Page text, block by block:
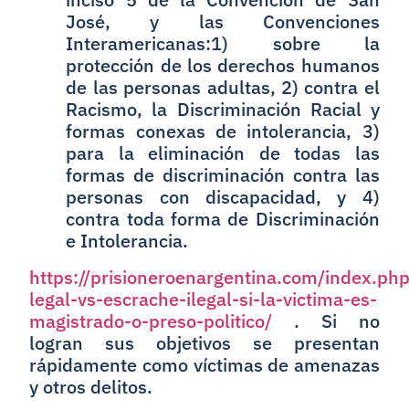
José, y las Convenciones
Interamericanas:1) sobre la
protección de los derechos humanos
de las personas adultas, 2) contra el
Racismo, la Discriminación Racial y
formas conexas de intolerancia, 3)
para la eliminación de todas las
formas de discriminación contra las
personas con discapacidad, y 4)
contra toda forma de Discriminación
e Intolerancia.
https://prisioneroenargentina.com/
legal-vs-escrache-ilegal-si-la-victima-es-
magistrado-o-preso-politico/ . Si no
logran sus objetivos se presentan
rápidamente como víctimas de amenazas
y otros delitos.